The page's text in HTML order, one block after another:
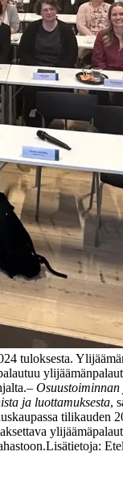
tuloksesta.
–
ja luottamuksesta,
tilikauden
Lisätietoja: